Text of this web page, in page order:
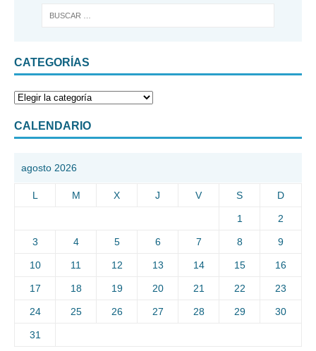
CATEGORÍAS
CALENDARIO
agosto 2026
L M X J V S D
1 2
3 4 5 6 7 8 9
10 11 12 13 14 15 16
17 18 19 20 21 22 23
24 25 26 27 28 29 30
31